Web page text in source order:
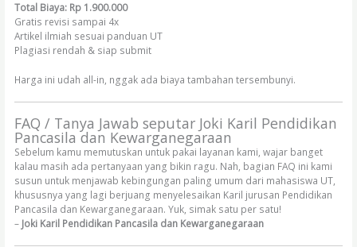
Total Biaya: Rp 1.900.000
Gratis revisi sampai 4x
Artikel ilmiah sesuai panduan UT
Plagiasi rendah & siap submit
Harga ini udah all-in, nggak ada biaya tambahan tersembunyi.
FAQ / Tanya Jawab seputar Joki Karil Pendidikan
Pancasila dan Kewarganegaraan
Sebelum kamu memutuskan untuk pakai layanan kami, wajar banget
kalau masih ada pertanyaan yang bikin ragu. Nah, bagian FAQ ini kami
susun untuk menjawab kebingungan paling umum dari mahasiswa UT,
khususnya yang lagi berjuang menyelesaikan Karil jurusan Pendidikan
Pancasila dan Kewarganegaraan. Yuk, simak satu per satu!
– Joki Karil Pendidikan Pancasila dan Kewarganegaraan